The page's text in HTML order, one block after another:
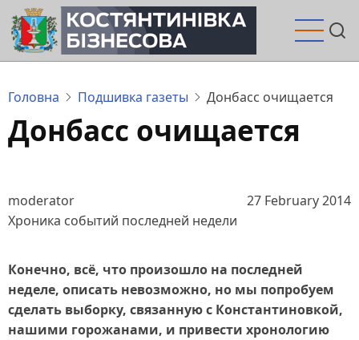
Перейти
до
основного
Головна
Подшивка газеты Донбасс очищается
Донбасс очищается
moderator
27 February 2014
Хроника событий последней недели
Конечно, всё, что произошло на последней
неделе, описать невозможно, но мы попробуем
сделать выборку, связанную с Константиновкой,
нашими горожанами, и привести хронологию